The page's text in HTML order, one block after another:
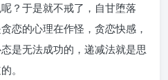
？于是就不戒了，自甘堕落
恋的心理在作怪，贪恋快感，
是无法成功的，递减法就是思
。